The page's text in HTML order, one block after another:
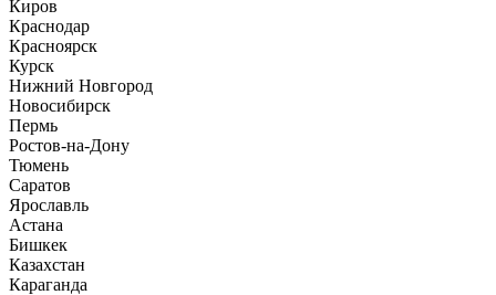
Киров
Краснодар
Красноярск
Курск
Нижний Новгород
Новосибирск
Пермь
Ростов-на-Дону
Тюмень
Саратов
Ярославль
Астана
Бишкек
Казахстан
Караганда